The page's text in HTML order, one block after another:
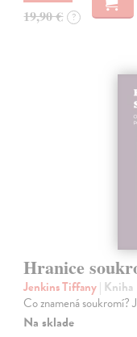
19,90 € ?
Hranice
Jenkins Tiffany| Kniha
Co znamená soukromí?
Na sklade